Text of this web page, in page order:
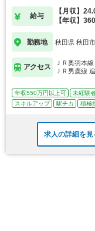
給与
【月収】
【年収】
勤務地 秋田県 秋田市
アクセス
ＪＲ奥羽本
ＪＲ男鹿線
年収550万円以上可 未経験
スキルアップ
駅チカ 積極
求人の詳細を見